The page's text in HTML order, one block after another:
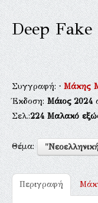
Deep Fake
Συγγραφή:·Μάκης
Έκδοση:Μάιος 2024
Σελ.:224 Μαλακό
Θέμα:
Περιγραφή